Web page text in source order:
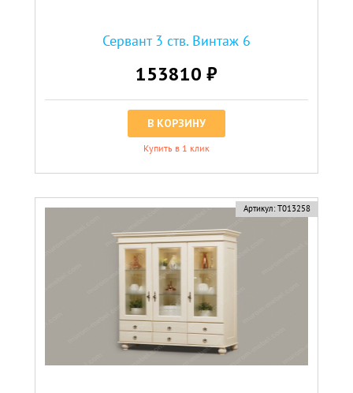
Сервант 3 ств. Винтаж 6
153810 ₽
В КОРЗИНУ
Купить в 1 клик
Артикул: Т013258